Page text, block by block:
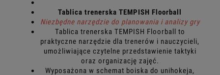
Tablica trenerska TEMPISH Floorball
Niezbędne narzędzie do planowania i analizy gry
Tablica trenerska TEMPISH Floorball to
praktyczne narzędzie dla trenerów i nauczycieli,
umożliwiające czytelne przedstawienie taktyki
oraz organizację zajęć.
Wyposażona w schemat boiska do unihokeja,